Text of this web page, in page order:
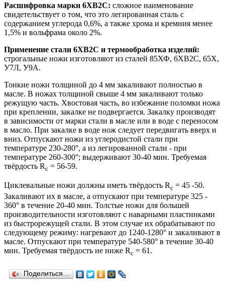
Расшифровка марки 6ХВ2С: сложное наименование
свидетельствует о том, что это легированная сталь с
содержанием углерода 0,6%, а также хрома и кремния менее
1,5% и вольфрама около 2%.
Применение стали 6ХВ2С и термообработка изделий:
строгальные ножи изготовляют из сталей 85ХФ, 6ХВ2С, 65Х,
У7Л, У9А.
Тонкие ножи толщиной до 4 мм закаливают полностью в
масле. В ножах толщиной свыше 4 мм закаливают только
режущую часть. Хвостовая часть, во избежание поломки ножа
при креплении, закалке не подвергается. Закалку производят
в зависимости от марки стали в масле или в воде с переносом
в масло. При закалке в воде нож следует передвигать вверх и
вниз. Отпускают ножи из углеродистой стали при
температуре 230-280°, а из легированной стали - при
температуре 260-300°; выдерживают 30-40 мин. Требуемая
твёрдость Rc = 56-59.
Циклевальные ножи должны иметь твёрдость Rc = 45 -50.
Закаливают их в масле, а отпускают при температуре 325 -
360° в течение 20-40 мин. Толстые ножи для большей
производительности изготовляют с наварными пластинками
из быстрорежущей стали. В этом случае их обрабатывают по
следующему режиму: нагревают до 1240-1280° и закаливают в
масле. Отпускают при температуре 540-580° в течение 30-40
мин. Требуемая твёрдость не ниже Rc = 61.
Поделиться…